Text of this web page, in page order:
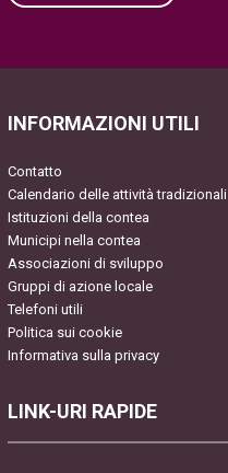
INFORMAZIONI UTILI
Contatto
Calendario delle attività tradizionali
Istituzioni della contea
Municipi nella contea
Associazioni di sviluppo
Gruppi di azione locale
Telefoni utili
Politica sui cookie
Informativa sulla privacy
LINK-URI RAPIDE